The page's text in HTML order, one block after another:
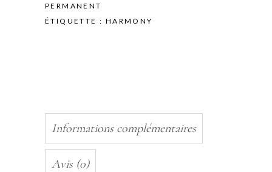
PERMANENT
ÉTIQUETTE : HARMONY
Informations complémentaires
Avis (0)